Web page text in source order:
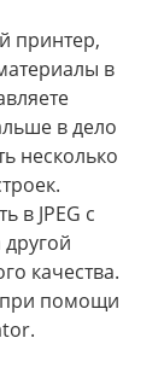
принтер,
в
в дело
несколько
в JPEG с
качества.
при помощи